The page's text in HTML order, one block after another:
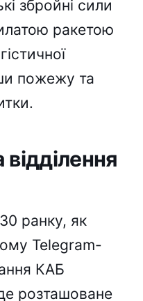
збройні сили
ракетою
пожежу та
ранку, як
Telegram-
КАБ
розташоване